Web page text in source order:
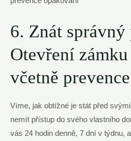
6. Znát správný
Otevření
včetně
Víme, jak obtížné je stát před
nemít přístup do svého vlastního
vás 24 hodin denně, 7 dní v týdnu,